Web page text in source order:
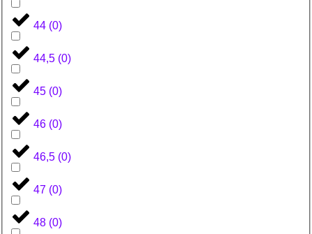
44 (0)
44,5 (0)
45 (0)
46 (0)
46,5 (0)
47 (0)
48 (0)